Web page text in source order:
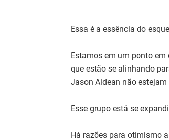
Essa é a essência do
Estamos em um ponto
que estão se alinhando
Jason Aldean não
Esse grupo está se
Há razões para otimismo